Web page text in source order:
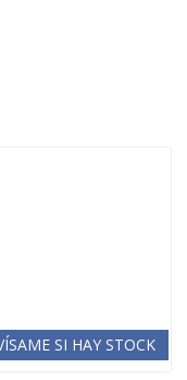
SI HAY STOCK